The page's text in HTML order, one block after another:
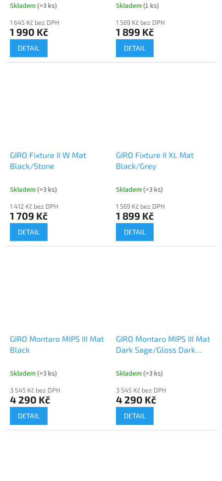
Skladem (>3 ks)
1 645 Kč bez DPH
1 990 Kč
DETAIL
Skladem (1 ks)
1 569 Kč bez DPH
1 899 Kč
DETAIL
GIRO Fixture II W Mat
Black/Stone
Skladem (>3 ks)
1 412 Kč bez DPH
1 709 Kč
DETAIL
GIRO Fixture II XL Mat
Black/Grey
Skladem (>3 ks)
1 569 Kč bez DPH
1 899 Kč
DETAIL
GIRO Montaro MIPS III Mat
Black
Skladem (>3 ks)
3 545 Kč bez DPH
4 290 Kč
DETAIL
GIRO Montaro MIPS III Mat
Dark Sage/Gloss Dark
Skladem (>3 ks)
3 545 Kč bez DPH
4 290 Kč
DETAIL